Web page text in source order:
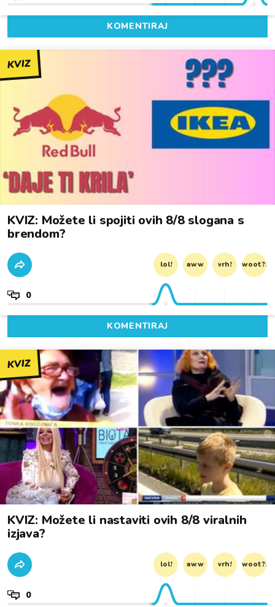
KOMENTIRAJ
KVIZ
KVIZ: Možete li spojiti ovih 8/8 slogana s
brendom?
lol! aww vrh! woot?!
0
KOMENTIRAJ
KVIZ
KVIZ: Možete li nastaviti ovih 8/8 viralnih
izjava?
lol! aww vrh! woot?!
0